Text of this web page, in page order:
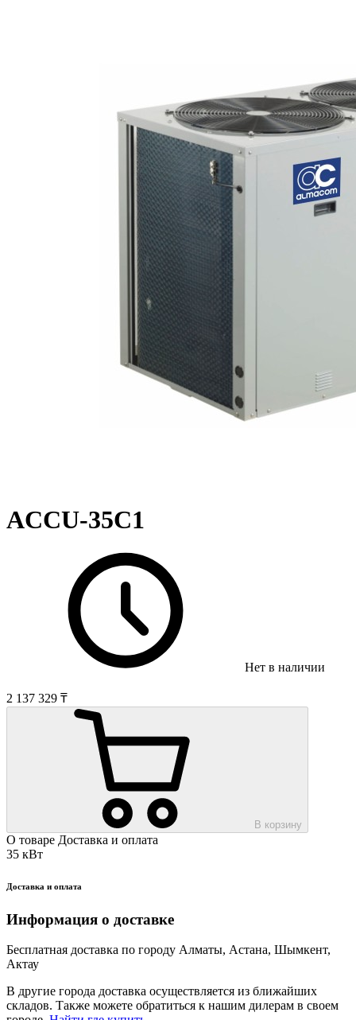
ACCU-35C1
Нет в наличии
2 137 329 ₸
В корзину
О товаре Доставка и оплата
35 кВт
Доставка и оплата
Информация о доставке
Бесплатная доставка по городу Алматы, Астана, Шымкент,
Актау
В другие города доставка осуществляется из ближайших
складов. Также можете обратиться к нашим дилерам в своем